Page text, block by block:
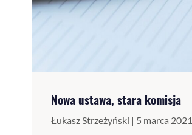
Nowa ustawa, stara komisja
Łukasz Strzeżyński | 5 marca 2021